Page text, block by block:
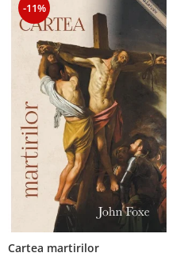
-11%
Cartea martirilor